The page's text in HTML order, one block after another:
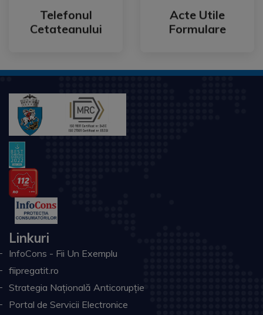
Telefonul
Cetateanului
Telefonul
Cetateanului
Acte Utile
Formulare
Acte Utile
Formulare
Linkuri
InfoCons - Fii Un Exemplu
fiipregatit.ro
Strategia Națională Anticorupție
Portal de Servicii Electronice